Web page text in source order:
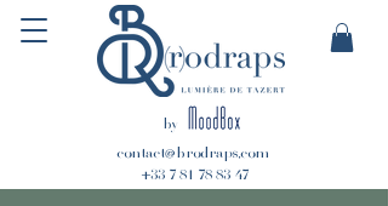
contact@brodraps.com
+33 7 81 78 83 47
by